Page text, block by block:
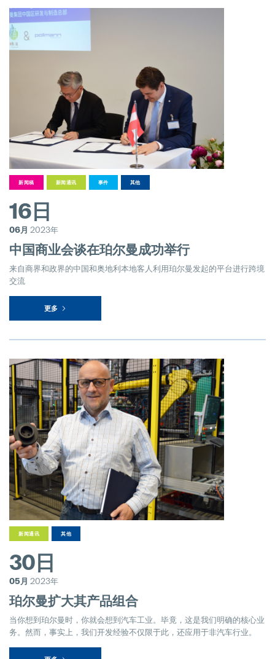
新闻稿 新闻通讯 事件 其他
16日
06月 2023年
中国商业会谈在珀尔曼成功举行
来自商界和政界的中国和奥地利本地客人利用珀尔曼发起的平台进行跨境
交流
更多
新闻通讯 其他
30日
05月 2023年
珀尔曼扩大其产品组合
当你想到珀尔曼时，你就会想到汽车工业。毕竟，这是我们明确的核心业
务。然而，事实上，我们开发经验不仅限于此，还应用于非汽车行业。